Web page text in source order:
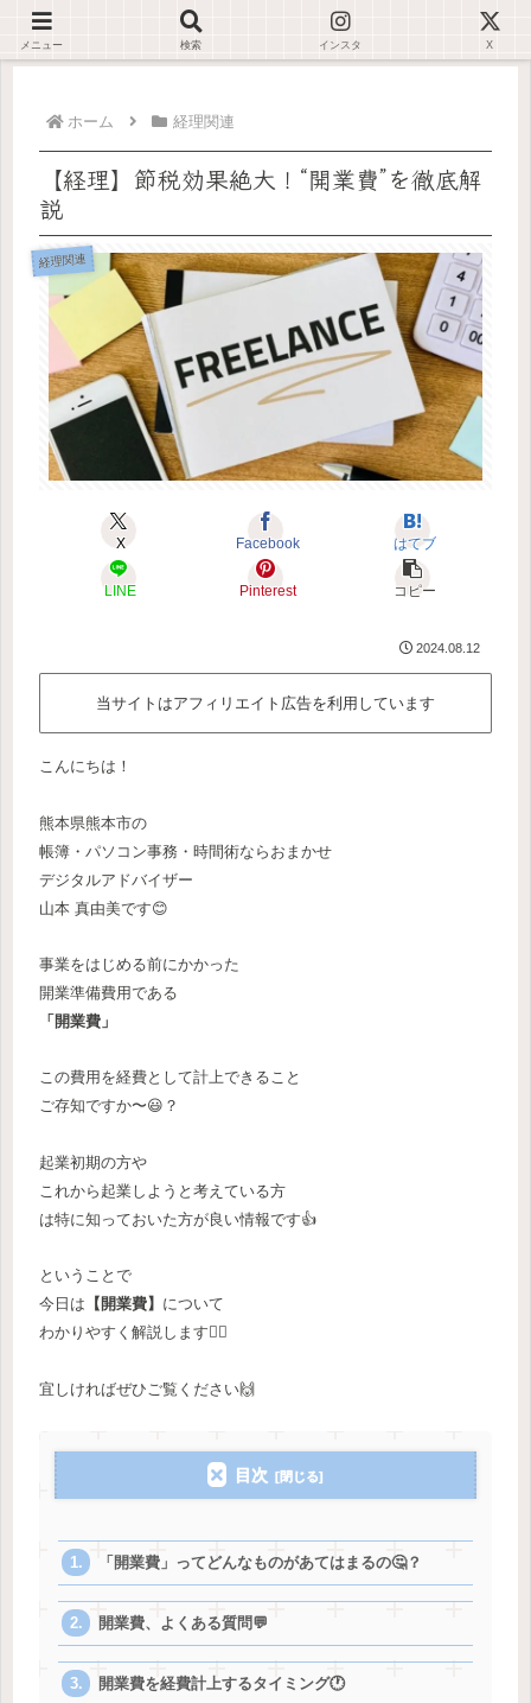
デジタルが苦手でも大丈夫🌿仕事が止まらない環境を一緒に整えます✊🏻
ホーム 経理関連
【経理】節税効果絶大！“開業費”を徹底解
説
経理関連
X Facebook はてブ
LINE Pinterest コピー
2024.08.12
当サイトはアフィリエイト広告を利用しています
こんにちは！
熊本県熊本市の
帳簿・パソコン事務・時間術ならおまかせ
デジタルアドバイザー
山本 真由美です😊
事業をはじめる前にかかった
開業準備費用である
「開業費」
この費用を経費として計上できること
ご存知ですか〜😃？
起業初期の方や
これから起業しようと考えている方
は特に知っておいた方が良い情報です👍
ということで
今日は 【開業費】 について
わかりやすく解説します🙋‍♀️
宜しければぜひご覧ください🙌
目次
「開業費」ってどんなものがあてはまるの🤔？
開業費、よくある質問💬
開業費を経費計上するタイミング🕐
メニュー 検索 インスタ X